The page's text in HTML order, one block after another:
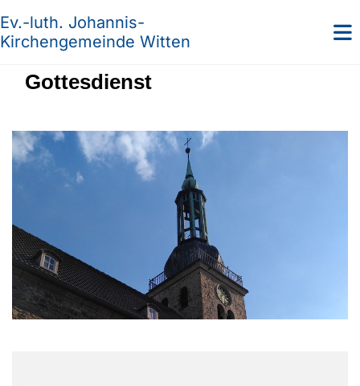
Ev.-luth. Johannis-
Kirchengemeinde Witten
Gottesdienst